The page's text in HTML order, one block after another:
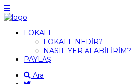
LOKALL
LOKALL NEDİR?
NASIL YER ALABİLİRİM?
PAYLAŞ
Ara